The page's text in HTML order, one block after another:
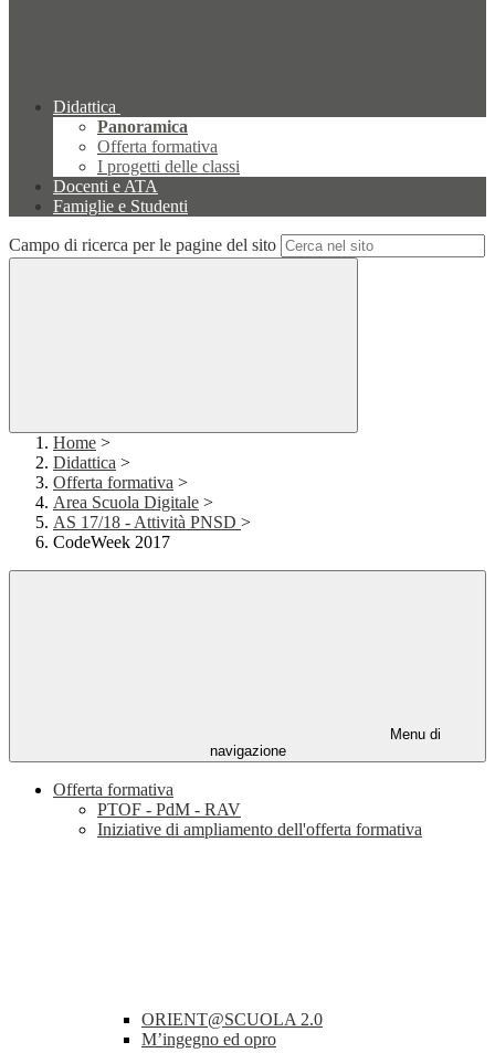
Didattica
Panoramica
Offerta formativa
I progetti delle classi
Docenti e ATA
Famiglie e Studenti
Campo di ricerca per le pagine del sito
Home >
Didattica >
Offerta formativa >
Area Scuola Digitale >
AS 17/18 - Attività PNSD >
CodeWeek 2017
Menu di
navigazione
Offerta formativa
PTOF - PdM - RAV
Iniziative di ampliamento dell'offerta formativa
ORIENT@SCUOLA 2.0
M’ingegno ed opro